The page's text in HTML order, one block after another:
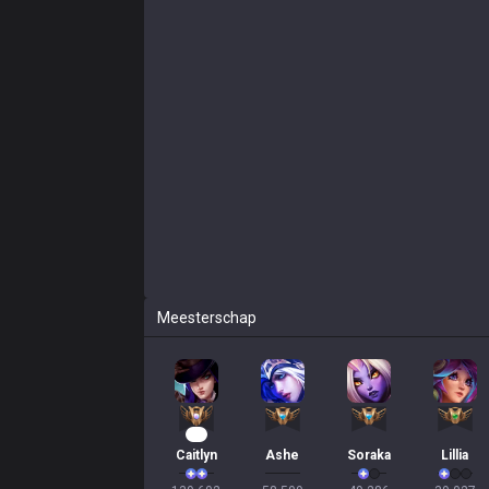
Meesterschap
Caitlyn Ashe Soraka Lillia